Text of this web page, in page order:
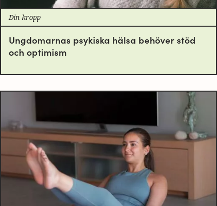
Din kropp
Ungdomarnas psykiska hälsa behöver stöd
och optimism